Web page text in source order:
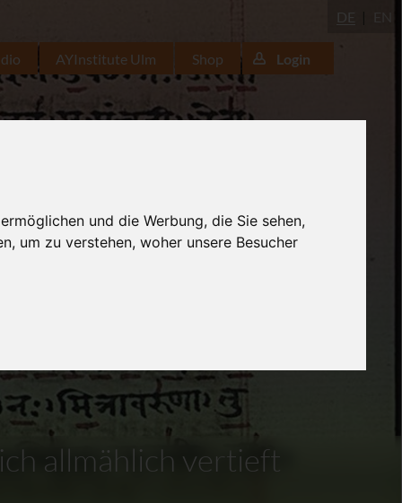
und die Werbung, die Sie sehen,
um zu verstehen, woher unsere Besucher
DE
AYInstitute Ulm Shop Login
allmählich vertieft